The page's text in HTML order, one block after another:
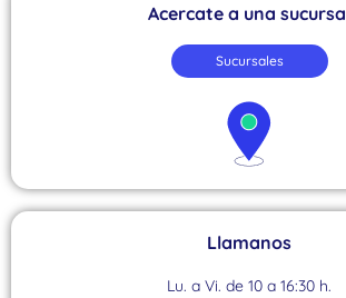
Acercate a una
Sucursales
Llamanos
Lu. a Vi. de 10 a 16:30 h.